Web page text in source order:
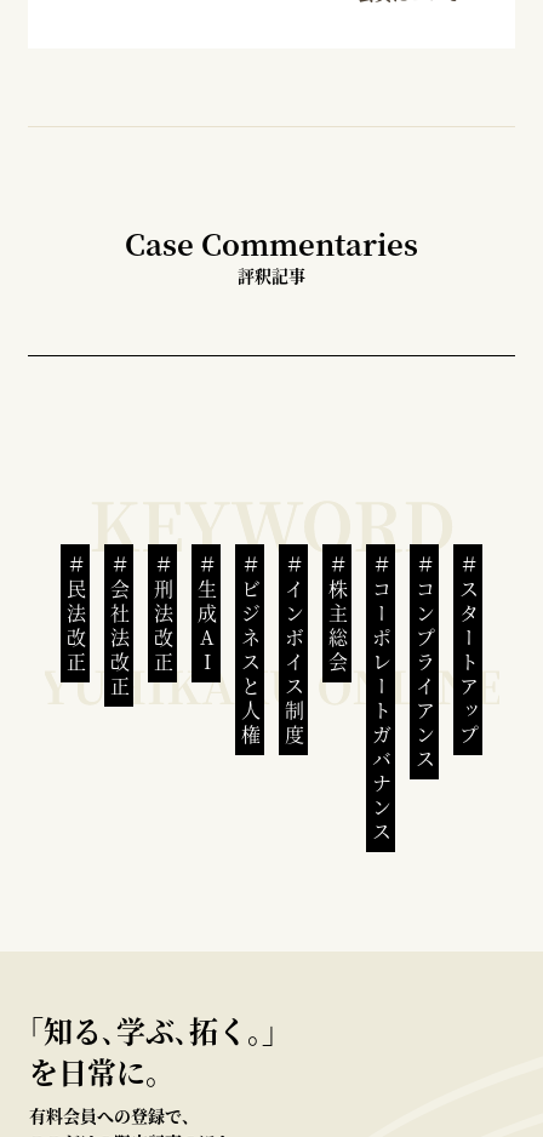
Case Commentaries
評釈記事
民法改正 会社法改正 刑法改正 生成AI ビジネスと人権インボイス制度 株主総会 コーポレートガバナンスコンプライアンススタートアップ
｢知る､学ぶ､拓く｡｣
を日常に。
有料会員への登録で、